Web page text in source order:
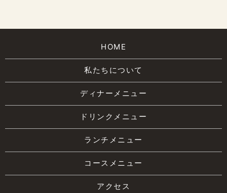
HOME
私たちについて
ディナーメニュー
ドリンクメニュー
ランチメニュー
コースメニュー
アクセス